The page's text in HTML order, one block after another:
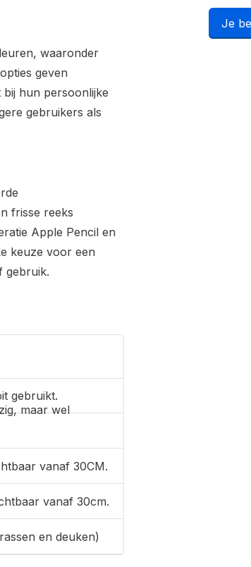
waaronder
geven
hun persoonlijke
gebruikers als
frisse reeks
Apple Pencil en
keuze voor een
gebruik.
gebruikt.
maar wel
vanaf 30CM.
vanaf 30cm.
en deuken)
Je